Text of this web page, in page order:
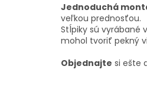
Jednoduchá
veľkou prednosťou.
Stĺpiky sú vyrábané
mohol tvoriť pekný
Objednajte si ešte